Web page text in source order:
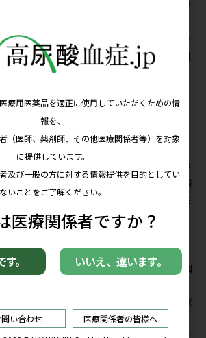
のグラスゴー大学循環器医学研究所に留学
（JTV519）の開発に従事しました。ラ
カテコラミンを負荷して心筋細胞の障害を
正する実験などを行い、帰国後は獨協医科
ーマで博士号を取得しました。
ーターの役割を研究
的に生活習慣病と関連が深いだけでなく、
に興味を抱き、独自に研究を始めました。
大学薬理学講座の安西尚彦教授（現・千葉
薬理学 教授）に声をかけていただき、尿酸
究を手がけることになりました。安西先生
ー領域の研究でご高名であり、「すばらし
と、こんなにもみえてくるものが違うの
す。
ノム再生医学講座の久留一郎教授（現・国
ンター 病院長）の研究室に出向し、いま
ていないMCT（モノカルボン酸トランスポ
研究に取り組みました。MCT9が心臓と血